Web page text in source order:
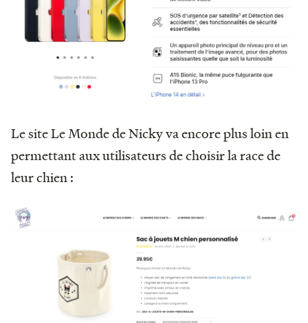
Le site Le Monde de Nicky va encore plus loin en
permettant aux utilisateurs de choisir la race de
leur chien :